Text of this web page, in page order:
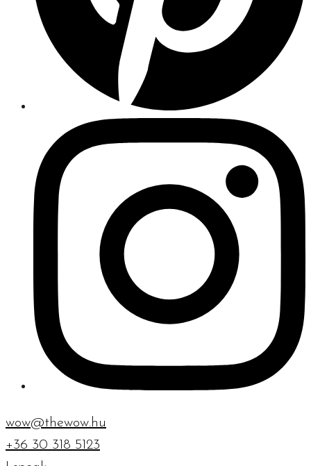
wow@thewow.hu
+36 30 318 5123